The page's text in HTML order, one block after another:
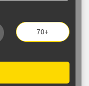
70+